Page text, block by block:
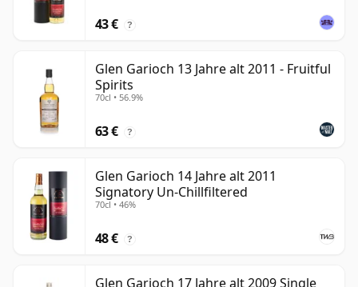
43 € ?
Glen Garioch 13 Jahre alt 2011 - Fruitful
Spirits
70cl • 56.9%
63 € ?
Glen Garioch 14 Jahre alt 2011
Signatory Un-Chillfiltered
70cl • 46%
48 € ?
Glen Garioch 17 Jahre alt 2009 Single